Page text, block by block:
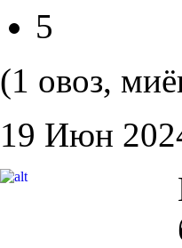
5
(1 овоз,
19 Июн